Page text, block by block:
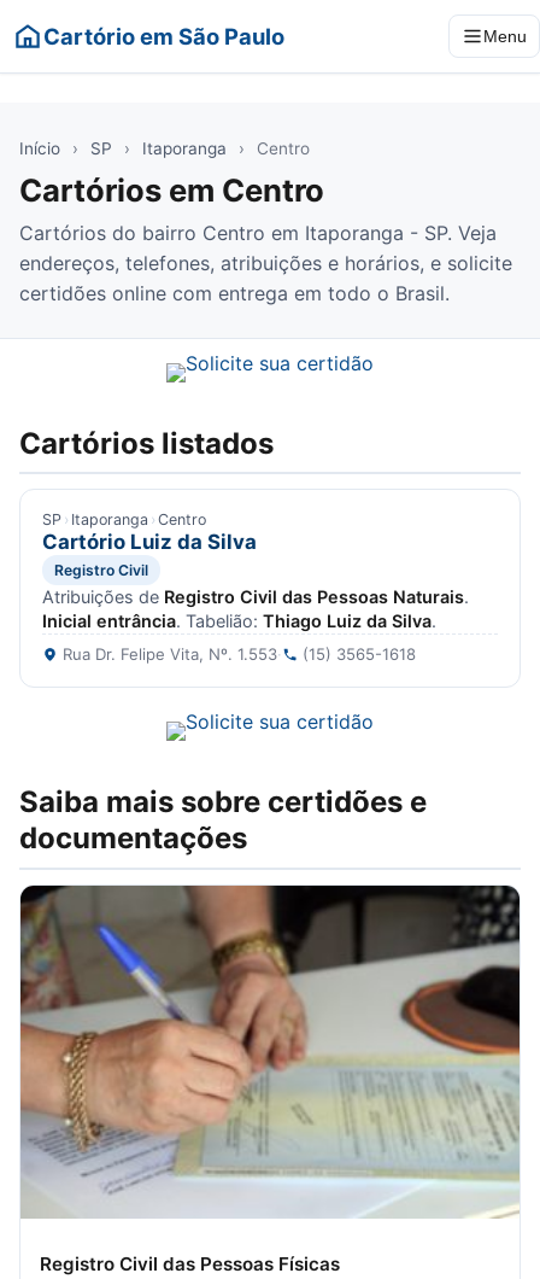
Cartório em São Paulo Menu
Início › SP › Itaporanga › Centro
Cartórios em Centro
Cartórios do bairro Centro em Itaporanga - SP. Veja
endereços, telefones, atribuições e horários, e solicite
certidões online com entrega em todo o Brasil.
Cartórios listados
SP › Itaporanga › Centro
Cartório Luiz da Silva
Registro Civil
Atribuições de Registro Civil das Pessoas Naturais.
Inicial entrância. Tabelião: Thiago Luiz da Silva.
Rua Dr. Felipe Vita, Nº. 1.553· (15) 3565-1618
Saiba mais sobre certidões e
documentações
Registro Civil das Pessoas Físicas